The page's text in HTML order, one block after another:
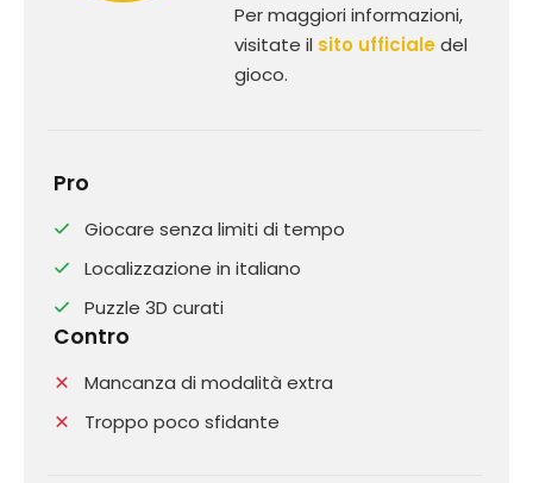
Per maggiori informazioni,
visitate il sito ufficialedel
gioco.
Pro
Giocare senza limiti di tempo
Localizzazione in italiano
Puzzle 3D curati
Contro
Mancanza di modalità extra
Troppo poco sfidante